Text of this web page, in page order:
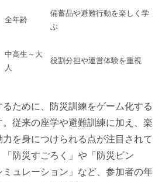
全年齢
備蓄品や避難行動を楽しく学
ぶ
中高生～大
人
役割分担や運営体験を重視
ために、防災訓練をゲーム化する
従来の座学や避難訓練に加え、楽
を身につけられる点が注目されて
防災すごろく」や「防災ビン
ュレーション」など、参加者の年